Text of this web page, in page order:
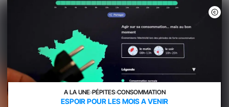
A LA UNE›PÉPITES›CONSOMMATION
ESPOIR POUR LES MOIS A VENIR